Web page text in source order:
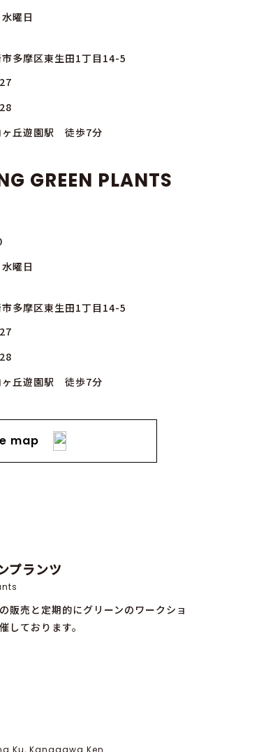
曜日
多摩区東生田1丁目14-5
丘遊園駅 徒歩7分
GREEN PLANTS
曜日
多摩区東生田1丁目14-5
丘遊園駅 徒歩7分
map
プランツ
販売と定期的にグリーンのワークショ
しております。